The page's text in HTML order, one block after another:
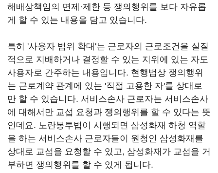
해배상책임의 면제·제한 등 쟁의행위를 보다 자유롭
게 할 수 있는 내용을 담고 있습니다.
특히 '사용자 범위 확대'는 근로자의 근로조건을 실질
적으로 지배하거나 결정할 수 있는 지위에 있는 자도
사용자로 간주하는 내용입니다. 현행법상 쟁의행위
는 근로계약 관계에 있는 '직접 고용한 자'를 상대로
만 할 수 있습니다. 서비스손사 근로자는 서비스손사
에 대해서만 교섭 요청과 쟁의행위를 할 수 있다는 뜻
인데요. 노란봉투법이 시행되면 삼성화재 하청 역할
을 하는 서비스손사 근로자들이 원청인 삼성화재를
상대로 교섭을 요청할 수 있고, 삼성화재가 교섭을 거
부하면 쟁의행위를 할 수 있게 됩니다.